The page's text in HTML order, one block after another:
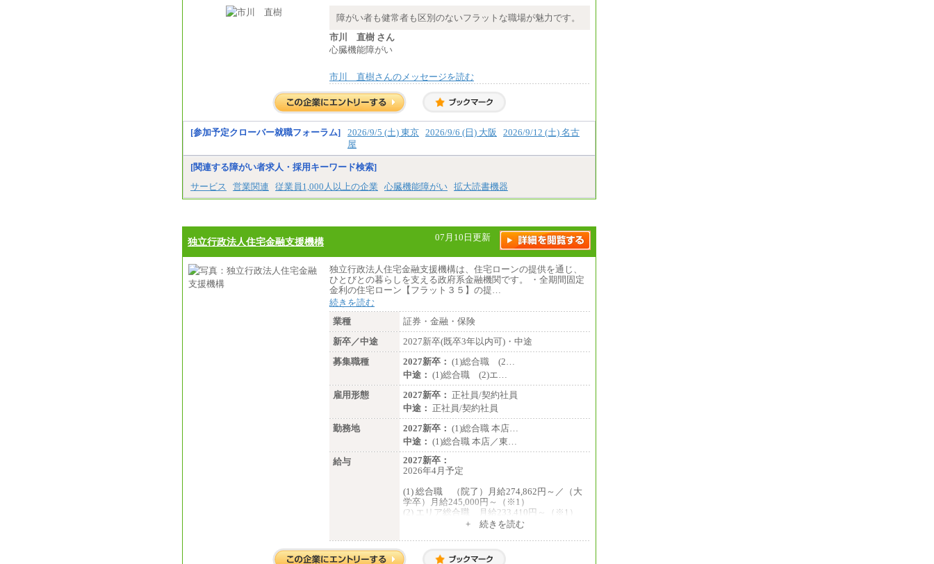
※業務内容・勤務形態に応じて、上記給与の
範囲内でご相談をさせていただく事がありま
障がい者も健常者も区別のないフラットな職場が魅力です。
市川 直樹 さん
心臓機能障がい
市川 直樹さんのメッセージを読む
[参加予定クローバー就職フォーラム] 2026/9/5 (土) 東京 2026/9/6 (日) 大阪
2026/9/12 (土) 名古
屋
[関連する障がい者求人・採用キーワード検索]
サービス
営業関連 従業員1,000人以上の企業 心臓機能障がい 拡大読書機器
独立行政法人住宅金融支援機構 07月10日更新
独立行政法人住宅金融支援機構は、住宅ローンの提供を通じ、
ひとびとの暮らしを支える政府系金融機関です。 ・全期間固定
金利の住宅ローン【フラット３５】の提…
続きを読む
業種
証券・金融・保険
新卒／中途
2027新卒(既卒3年以内可)・中途
募集職種
2027新卒： (1)総合職 (2…
中途： (1)総合職 (2)エ…
雇用形態
2027新卒： 正社員/契約社員
中途： 正社員/契約社員
勤務地
2027新卒： (1)総合職 本店…
中途： (1)総合職 本店／東…
給与
2027新卒：
2026年4月予定
(1) 総合職 （院了）月給274,862円～／（大
学卒）月給245,000円～（※1）
(2) エリア総合職 月給233,410円～（※1）
(3) アシスタントスタッフ 日給9,800円～12,
※１ 試用期間６か月（試用期間中も給与
に変更はございません）
+ 続きを読む